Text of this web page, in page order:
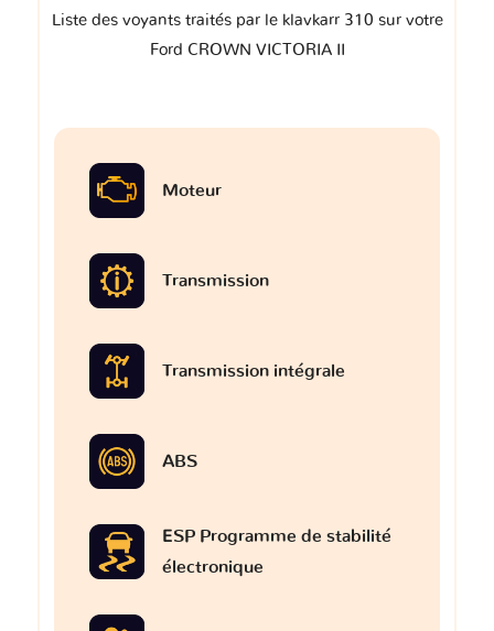
Liste des voyants traités par le klavkarr 310 sur votre
Ford CROWN VICTORIA II
Moteur
Transmission
Transmission intégrale
ABS
ESP Programme de stabilité
électronique